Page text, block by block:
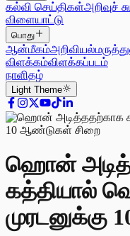
கல்வி செய்திகள்அறிவுச்
விளையாட்டு
பொது
ஆன்மீகம்அறிவியல்
விளக்கம்விளக்கப்படம்
நாளிதழ்
Light Theme
ஹொன்
கத்தியால்